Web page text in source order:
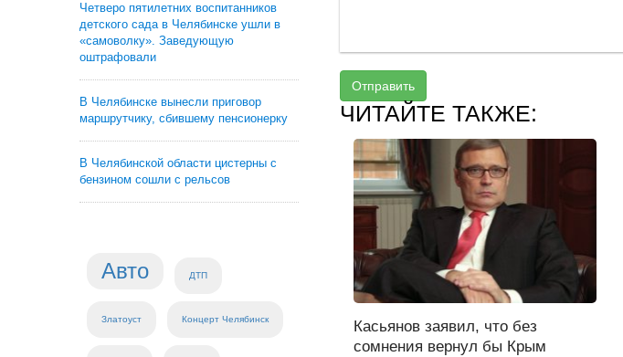
Четверо пятилетних воспитанников
детского сада в Челябинске ушли в
«самоволку». Заведующую
оштрафовали
В Челябинске вынесли приговор
маршрутчику, сбившему пенсионерку
В Челябинской области цистерны с
бензином сошли с рельсов
Авто ДТП
Златоуст Концерт Челябинск
Отправить
ЧИТАЙТЕ ТАКЖЕ:
Касьянов заявил, что без
сомнения вернул бы Крым